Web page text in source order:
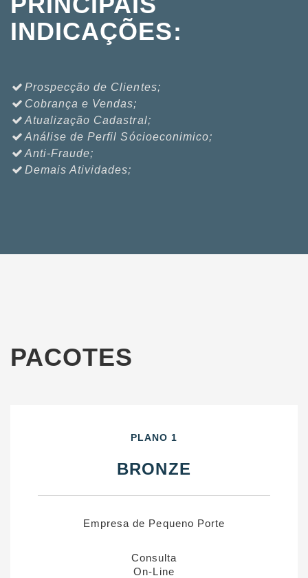
INDICAÇÕES:
Prospecção de Clientes;
Cobrança e Vendas;
Atualização Cadastral;
Análise de Perfil Sócioeconimico;
Anti-Fraude;
Demais Atividades;
PACOTES
PLANO 1
BRONZE
Empresa de Pequeno Porte
Consulta
On-Line